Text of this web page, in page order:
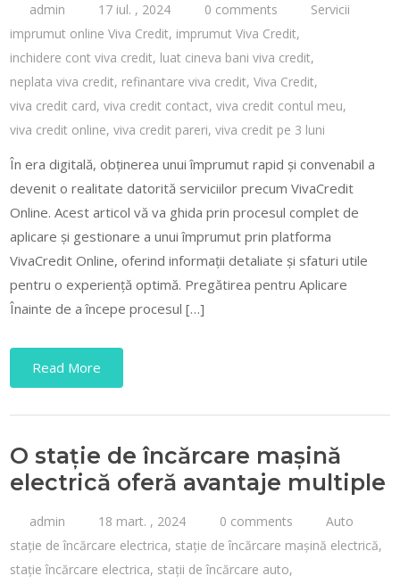
admin 17 iul. , 2024 0 comments
Servicii
imprumut online Viva Credit, imprumut Viva Credit,
inchidere cont viva credit, luat cineva bani viva credit,
neplata viva credit, refinantare viva credit,Viva Credit,
viva credit card,viva credit contact,viva credit contul meu,
viva credit online,viva credit pareri,viva credit pe 3 luni
În era digitală, obținerea unui împrumut rapid și convenabil a
devenit o realitate datorită serviciilor precum VivaCredit
Online. Acest articol vă va ghida prin procesul complet de
aplicare și gestionare a unui împrumut prin platforma
VivaCredit Online, oferind informații detaliate și sfaturi utile
pentru o experiență optimă. Pregătirea pentru Aplicare
Înainte de a începe procesul […]
Read More
O stație de încărcare mașină
electrică oferă avantaje multiple
admin 18 mart. , 2024 0 comments
Auto
stație de încărcare electrica, stație de încărcare mașină electrică,
stație încărcare electrica, stații de încărcare auto,